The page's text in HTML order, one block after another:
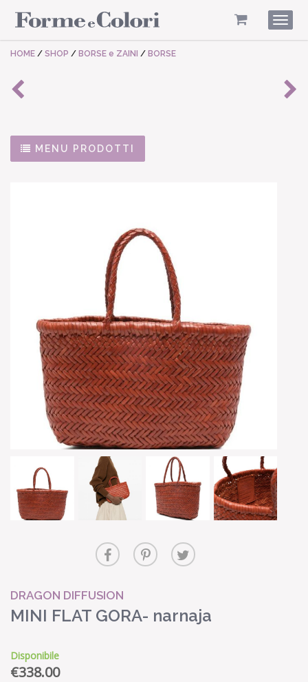
HOME / SHOP / BORSE e ZAINI / BORSE
MENU PRODOTTI
DRAGON DIFFUSION
MINI FLAT GORA- narnaja
Disponibile
€338.00